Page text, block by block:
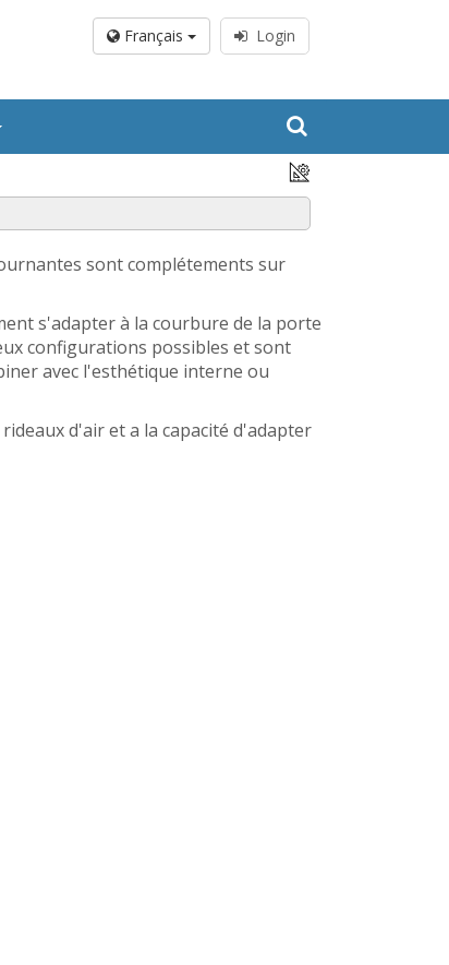
Français Login
sont complétements sur
s'adapter à la courbure de la porte
configurations possibles et sont
avec l'esthétique interne ou
d'air et a la capacité d'adapter